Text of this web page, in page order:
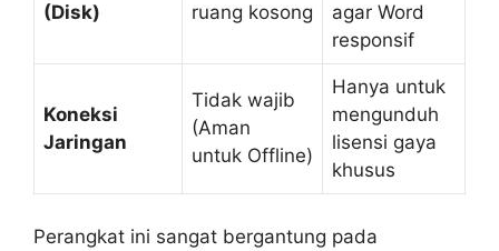
(Disk)
ruang kosong
agar Word
responsif
Koneksi
Jaringan
Tidak wajib
(Aman
untuk Offline)
Hanya untuk
mengunduh
lisensi gaya
khusus
Perangkat ini sangat bergantung pada